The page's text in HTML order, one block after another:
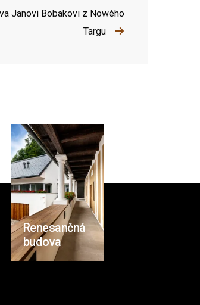
Janovi Bobakovi z Nowého
Targu
Renesančná
budova